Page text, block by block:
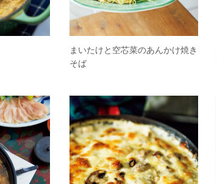
まいたけと空芯菜のあんかけ焼き
そば